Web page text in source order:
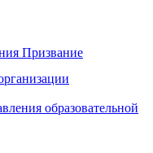
образовательной